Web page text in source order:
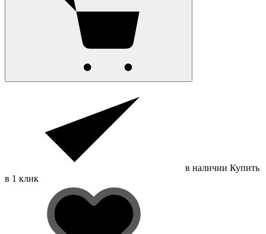
в наличии Купить
в 1 клик